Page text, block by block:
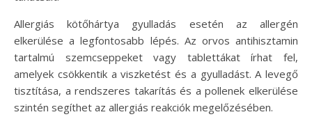
Allergiás kötőhártya gyulladás esetén az allergén
elkerülése a legfontosabb lépés. Az orvos antihisztamin
tartalmú szemcseppeket vagy tablettákat írhat fel,
amelyek csökkentik a viszketést és a gyulladást. A levegő
tisztítása, a rendszeres takarítás és a pollenek elkerülése
szintén segíthet az allergiás reakciók megelőzésében.